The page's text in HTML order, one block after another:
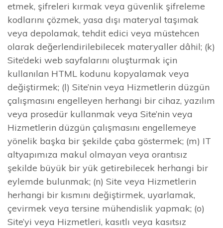
etmek, şifreleri kırmak veya güvenlik şifreleme
kodlarını çözmek, yasa dışı materyal taşımak
veya depolamak, tehdit edici veya müstehcen
olarak değerlendirilebilecek materyaller dâhil; (k)
Site’deki web sayfalarını oluşturmak için
kullanılan HTML kodunu kopyalamak veya
değiştirmek; (l) Site’nin veya Hizmetlerin düzgün
çalışmasını engelleyen herhangi bir cihaz, yazılım
veya prosedür kullanmak veya Site’nin veya
Hizmetlerin düzgün çalışmasını engellemeye
yönelik başka bir şekilde çaba göstermek; (m) IT
altyapımıza makul olmayan veya orantısız
şekilde büyük bir yük getirebilecek herhangi bir
eylemde bulunmak; (n) Site veya Hizmetlerin
herhangi bir kısmını değiştirmek, uyarlamak,
çevirmek veya tersine mühendislik yapmak; (o)
Site’yi veya Hizmetleri, kasıtlı veya kasıtsız